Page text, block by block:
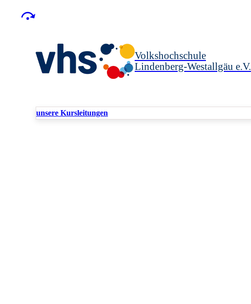
Volkshochschule
Lindenberg-Westallgäu e.V.
unsere Kursleitungen